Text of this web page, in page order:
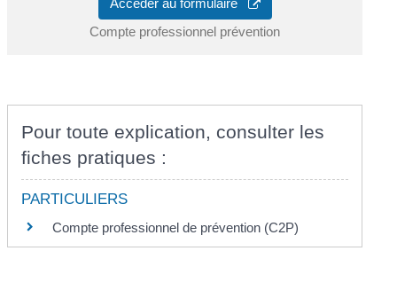
Compte professionnel prévention
Pour toute explication, consulter les
fiches pratiques :
PARTICULIERS
Compte professionnel de prévention (C2P)